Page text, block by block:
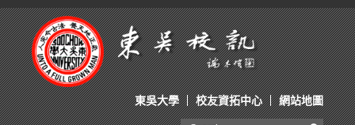
東吳大學 校友資拓中心 網站地圖